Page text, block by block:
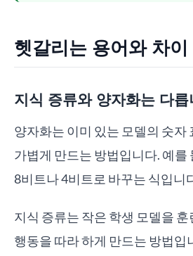
헷갈리는 용어와 차이
지식 증류와 양자화는 다
양자화는 이미 있는 모델의 숫자
가볍게 만드는 방법입니다. 예를
8비트나 4비트로 바꾸는 식입니
지식 증류는 작은 학생 모델을
행동을 따라 하게 만드는 방법입